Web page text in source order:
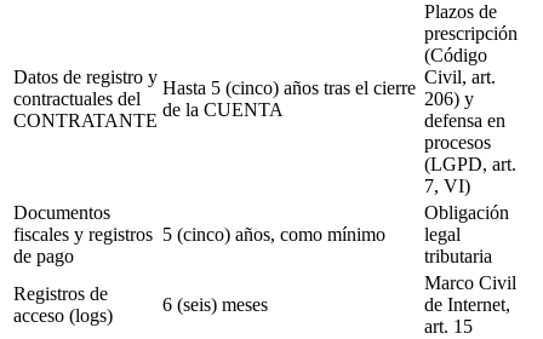
Datos de registro y
contractuales del
CONTRATANTE
Hasta 5 (cinco) años tras el cierre
de la CUENTA
Plazos de
prescripción
(Código
Civil, art.
206) y
defensa en
procesos
(LGPD, art.
7, VI)
Documentos
fiscales y registros
de pago
5 (cinco) años, como mínimo
Obligación
legal
tributaria
Registros de
acceso (logs)
6 (seis) meses
Marco Civil
de Internet,
art. 15